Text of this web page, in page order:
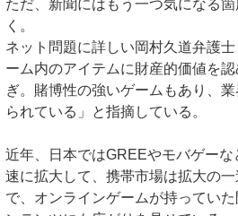
ただ、新聞にはもう一つ気になる
く。
ネット問題に詳しい岡村久道弁護
ーム内のアイテムに財産的価値を
ぎ。賭博性の強いゲームもあり、
られている」と指摘している。
近年、日本ではGREEやモバゲー
速に拡大して、携帯市場は拡大の
で、オンラインゲームが持ってい